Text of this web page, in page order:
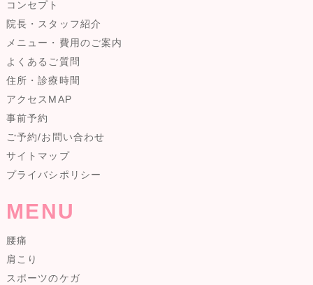
コンセプト
院長・スタッフ紹介
メニュー・費用のご案内
よくあるご質問
住所・診療時間
アクセスMAP
事前予約
ご予約/お問い合わせ
サイトマップ
プライバシポリシー
MENU
腰痛
肩こり
スポーツのケガ